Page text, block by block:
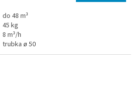
do 48 m³
45 kg
8 m³/h
trubka ø 50